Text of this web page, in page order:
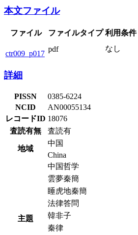
本文ファイル
ファイル ファイルタイプ 利用条件
ctr009_p017
pdf なし
詳細
PISSN
0385-6224
NCID
AN00055134
レコードID 18076
査読有無
査読有
地域
中国
China
主題
中国哲学
雲夢秦簡
睡虎地秦簡
法律答問
韓非子
秦律